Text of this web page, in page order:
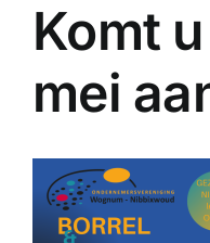
Komt
mei